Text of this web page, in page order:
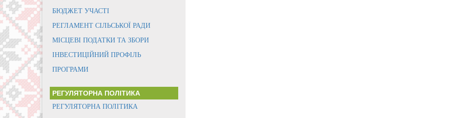
БЮДЖЕТ УЧАСТІ
РЕГЛАМЕНТ СІЛЬСЬКОЇ РАДИ
МІСЦЕВІ ПОДАТКИ ТА ЗБОРИ
ІНВЕСТИЦІЙНИЙ ПРОФІЛЬ
ПРОГРАМИ
РЕГУЛЯТОРНА ПОЛІТИКА
РЕГУЛЯТОРНА ПОЛІТИКА